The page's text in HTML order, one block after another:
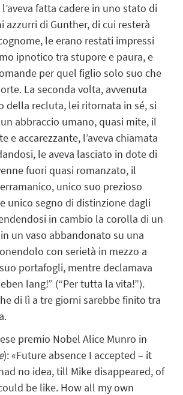
fatta cadere in uno stato di
azzurri di Gunther, di cui resterà
le erano restati impressi
ipnotico tra stupore e paura, e
per quel figlio solo suo che
La seconda volta, avvenuta
della recluta, lei ritornata in sé, si
abbraccio umano, quasi mite, il
e accarezzante, l’aveva chiamata
le aveva lasciato in dote di
fuori quasi romanzato, il
unico suo prezioso
unico segno di distinzione dagli
in cambio la corolla di un
un vaso abbandonato su una
con serietà in mezzo a
portafogli, mentre declamava
lang!” (“Per tutta la vita!”).
di lì a tre giorni sarebbe finito tra
premio Nobel Alice Munro in
): «Future absence I accepted – it
no idea, till Mike disappeared, of
be like. How all my own